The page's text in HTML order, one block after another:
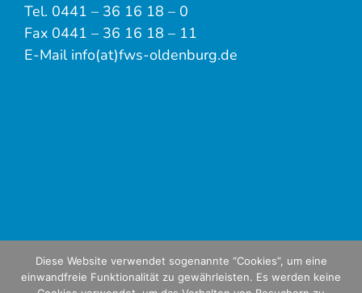
Tel. 0441 – 36 16 18 – 0
Fax 0441 – 36 16 18 – 11
E-Mail info(at)fws-oldenburg.de
Diese Website verwendet sogenannte “Cookies”, um eine
einwandfreie Funktionalität zu gewährleisten. Es werden keine